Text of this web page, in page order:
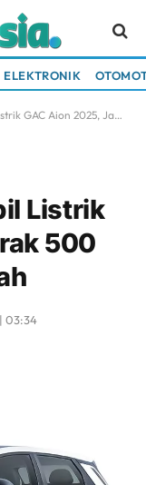
ELEKTRONIK
Jarak 500 Km dan Harga Murah
Listrik
500
03:34